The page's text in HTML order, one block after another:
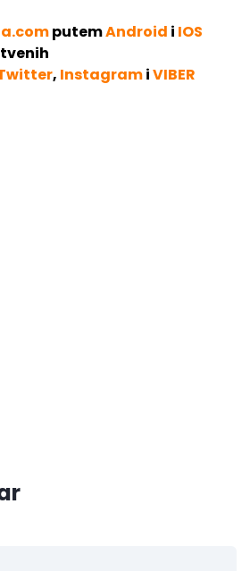
putemAndroid i IOS
, InstagramiVIBER